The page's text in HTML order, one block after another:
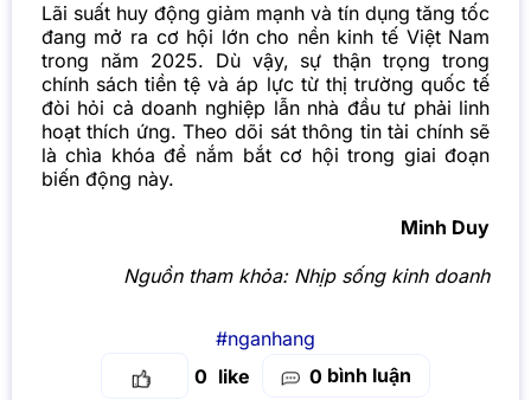
Lãi suất huy động giảm mạnh và tín dụng tăng tốc
đang mở ra cơ hội lớn cho nền kinh tế Việt Nam
trong năm 2025. Dù vậy, sự thận trọng trong
chính sách tiền tệ và áp lực từ thị trường quốc tế
đòi hỏi cả doanh nghiệp lẫn nhà đầu tư phải linh
hoạt thích ứng. Theo dõi sát thông tin tài chính sẽ
là chìa khóa để nắm bắt cơ hội trong giai đoạn
biến động này.
Minh Duy
Nguồn tham khỏa: Nhịp sống kinh doanh
#nganhang
0
0 bình luận